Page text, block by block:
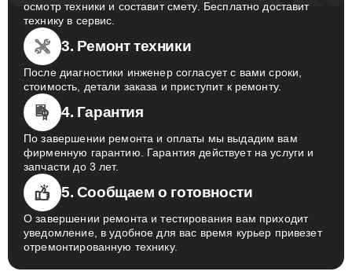
осмотр техники и составит смету. Бесплатно доставит
технику в сервис.
3. Ремонт техники
После диагностики инженер согласует с вами сроки,
стоимость, детали заказа и приступит к ремонту.
4. Гарантия
По завершении ремонта и оплаты мы выдадим вам
фирменную гарантию. Гарантия действует на услуги и
запчасти до 3 лет.
5. Сообщаем о готовности
О завершении ремонта и тестирования вам приходит
уведомление, в удобное для вас время курьер привезет
отремонтированную технику.